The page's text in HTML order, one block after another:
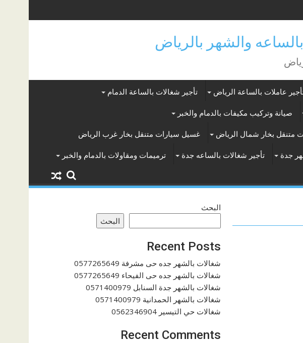
عاملات بالساعة الرياض تأجير شغالات بالساعة الدمام
صيانة وتركيب مكيفات بالدمام والخبر
متنقل بخار شمال الرياض غسيل سيارات متنقل بخار غرب الرياض
جدة تأجير شغالات بالساعه جدة ترميمات ومقاولات بالدمام والخبر
البحث
البحث
Recent Posts
شغالات بالشهر جده حى مشرفة 0577265649
شغالات بالشهر جده حى الفيحاء 0577265649
شغالات بالشهر جدة السنابل 0571400979
شغالات بالشهر الحمدانية 0571400979
شغالات حي التيسير 0562346904
Recent Comments